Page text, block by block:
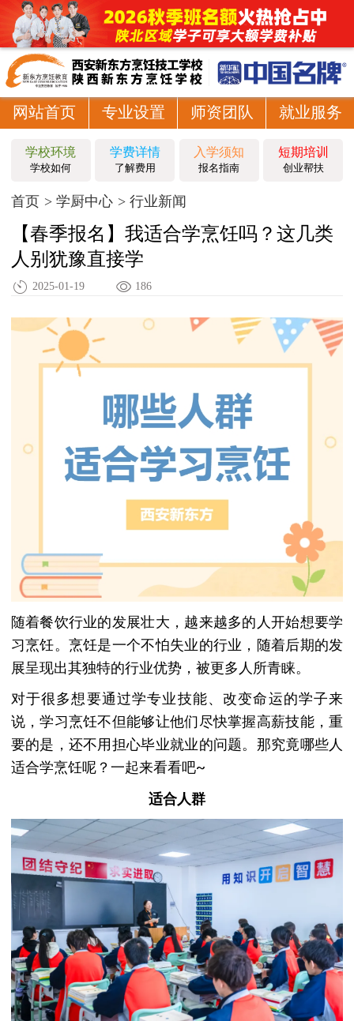
网站首页 专业设置 师资团队 就业服务
学校环境
学校如何
学费详情
了解费用
入学须知
报名指南
短期培训
创业帮扶
首页 学厨中心 行业新闻
【春季报名】我适合学烹饪吗？这几类
人别犹豫直接学
2025-01-19 186
随着餐饮行业的发展壮大，越来越多的人开始想要学
习烹饪。烹饪是一个不怕失业的行业，随着后期的发
展呈现出其独特的行业优势，被更多人所青睐。
对于很多想要通过学专业技能、改变命运的学子来
说，学习烹饪不但能够让他们尽快掌握高薪技能，重
要的是，还不用担心毕业就业的问题。那究竟哪些人
适合学烹饪呢？一起来看看吧~
适合人群